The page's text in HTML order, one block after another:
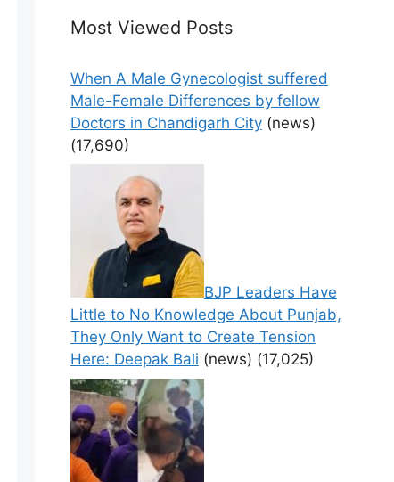
Most Viewed Posts
When A Male Gynecologist suffered
Male-Female Differences by fellow
Doctors in Chandigarh City (news)
(17,690)
BJP Leaders Have
Little to No Knowledge About Punjab,
They Only Want to Create Tension
Here: Deepak Bali (news) (17,025)